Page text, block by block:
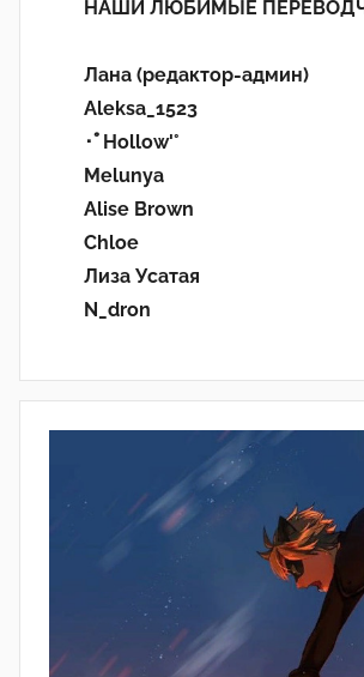
НАШИ ЛЮБИМЫЕ
Лана (редактор-админ)
Aleksa_1523
･ﾟHollow'°
Melunya
Alise Brown
Chloe
Лиза Усатая
N_dron